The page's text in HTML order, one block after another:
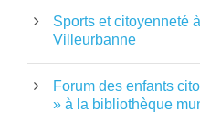
Sports et citoyenneté
Villeurbanne
Forum des enfants
» à la bibliothèque